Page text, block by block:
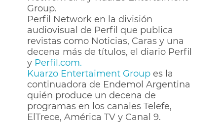
Group.
Perfil Network en la división
audiovisual de Perfil que publica
revistas como Noticias, Caras y una
decena más de títulos, el diario Perfil
y Perfil.com.
Kuarzo Entertaiment Group es la
continuadora de Endemol Argentina
quién produce un decena de
programas en los canales Telefe,
ElTrece, América TV y Canal 9.